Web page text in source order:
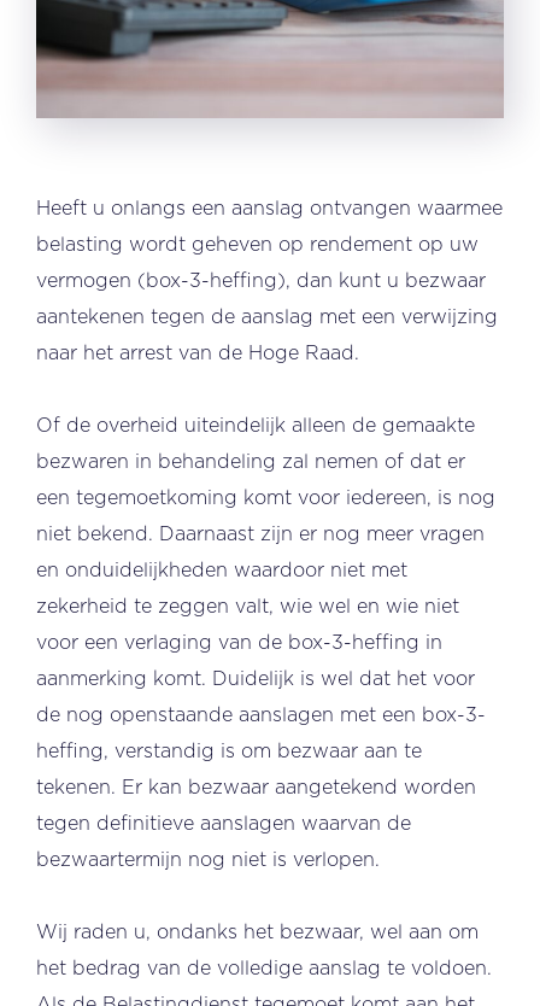
Heeft u onlangs een aanslag ontvangen waarmee
belasting wordt geheven op rendement op uw
vermogen (box-3-heffing), dan kunt u bezwaar
aantekenen tegen de aanslag met een verwijzing
naar het arrest van de Hoge Raad.
Of de overheid uiteindelijk alleen de gemaakte
bezwaren in behandeling zal nemen of dat er
een tegemoetkoming komt voor iedereen, is nog
niet bekend. Daarnaast zijn er nog meer vragen
en onduidelijkheden waardoor niet met
zekerheid te zeggen valt, wie wel en wie niet
voor een verlaging van de box-3-heffing in
aanmerking komt. Duidelijk is wel dat het voor
de nog openstaande aanslagen met een box-3-
heffing, verstandig is om bezwaar aan te
tekenen. Er kan bezwaar aangetekend worden
tegen definitieve aanslagen waarvan de
bezwaartermijn nog niet is verlopen.
Wij raden u, ondanks het bezwaar, wel aan om
het bedrag van de volledige aanslag te voldoen.